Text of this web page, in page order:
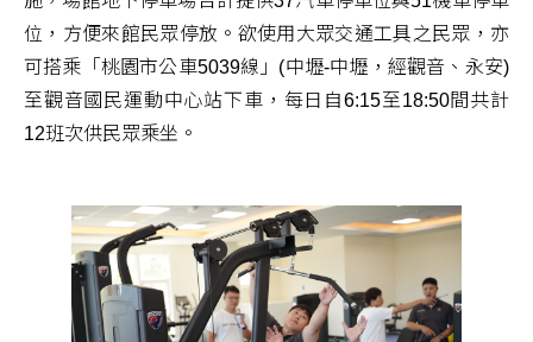
位，方便來館民眾停放。欲使用大眾交通工具之民眾，亦
可搭乘「桃園市公車5039線」(中壢-中壢，經觀音、永安)
至觀音國民運動中心站下車，每日自6:15至18:50間共計
12班次供民眾乘坐。